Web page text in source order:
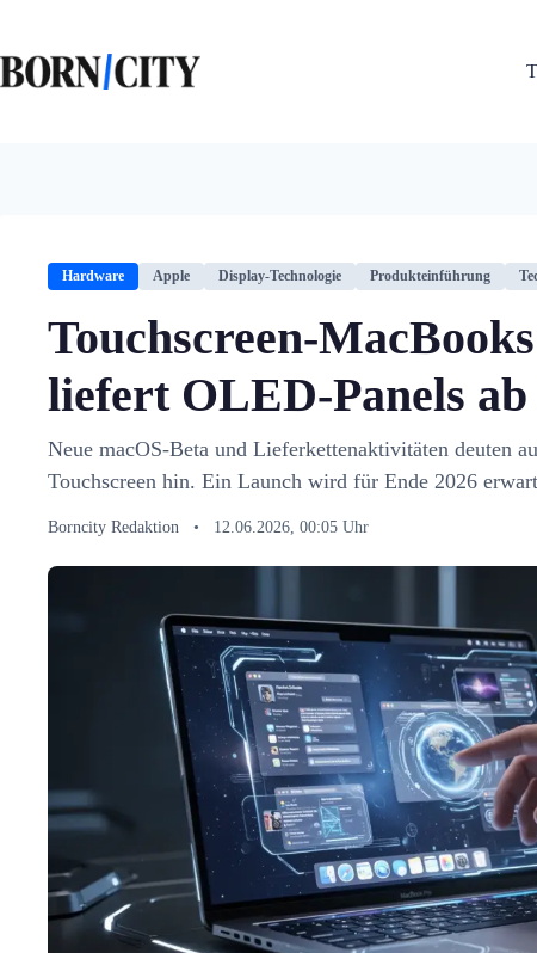
springen
Hardware Apple Display-Technologie Produkteinführung
Touchscreen-
liefert OLED-Panels ab
Neue macOS-Beta und Lieferkettenaktivitäten deuten
Touchscreen hin. Ein Launch wird für Ende 2026
Borncity Redaktion • 12.06.2026, 00:05 Uhr